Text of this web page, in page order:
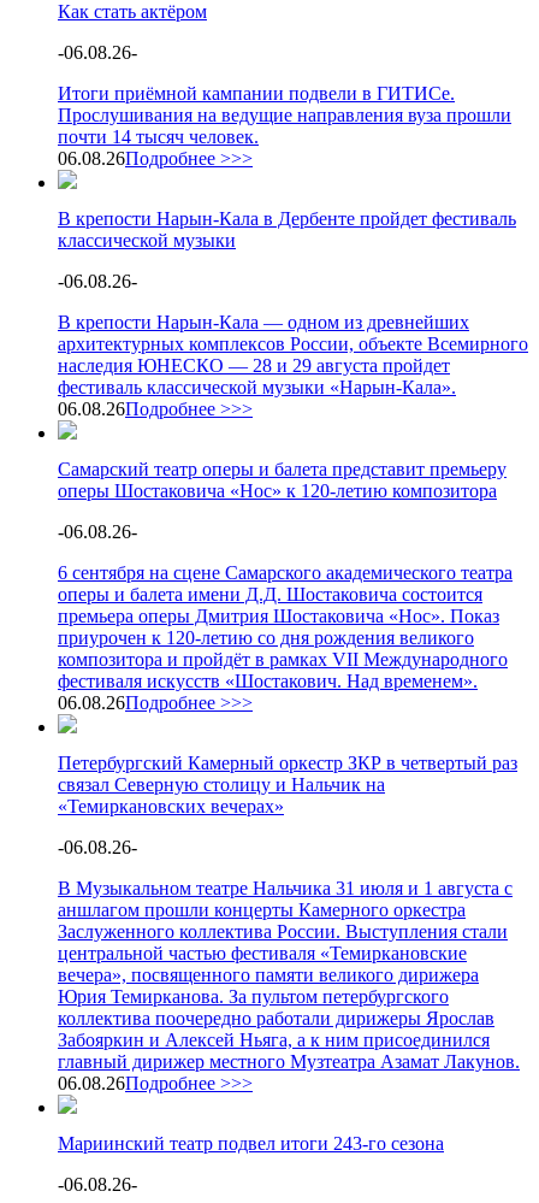
Как стать актёром
-06.08.26-
Итоги приёмной кампании подвели в ГИТИСе.
Прослушивания на ведущие направления вуза прошли
почти 14 тысяч человек.
06.08.26Подробнее >>>
В крепости Нарын-Кала в Дербенте пройдет фестиваль
классической музыки
-06.08.26-
В крепости Нарын-Кала — одном из древнейших
архитектурных комплексов России, объекте Всемирного
наследия ЮНЕСКО — 28 и 29 августа пройдет
фестиваль классической музыки «Нарын-Кала».
06.08.26Подробнее >>>
Самарский театр оперы и балета представит премьеру
оперы Шостаковича «Нос» к 120-летию композитора
-06.08.26-
6 сентября на сцене Самарского академического театра
оперы и балета имени Д.Д. Шостаковича состоится
премьера оперы Дмитрия Шостаковича «Нос». Показ
приурочен к 120-летию со дня рождения великого
композитора и пройдёт в рамках VII Международного
фестиваля искусств «Шостакович. Над временем».
06.08.26Подробнее >>>
Петербургский Камерный оркестр ЗКР в четвертый раз
связал Северную столицу и Нальчик на
«Темиркановских вечерах»
-06.08.26-
В Музыкальном театре Нальчика 31 июля и 1 августа с
аншлагом прошли концерты Камерного оркестра
Заслуженного коллектива России. Выступления стали
центральной частью фестиваля «Темиркановские
вечера», посвященного памяти великого дирижера
Юрия Темирканова. За пультом петербургского
коллектива поочередно работали дирижеры Ярослав
Забояркин и Алексей Ньяга, а к ним присоединился
главный дирижер местного Музтеатра Азамат Лакунов.
06.08.26Подробнее >>>
Мариинский театр подвел итоги 243-го сезона
-06.08.26-